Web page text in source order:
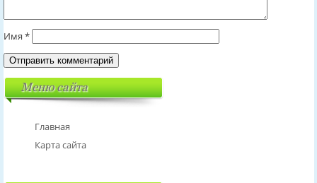
Имя *
Меню сайта
Главная
Карта сайта